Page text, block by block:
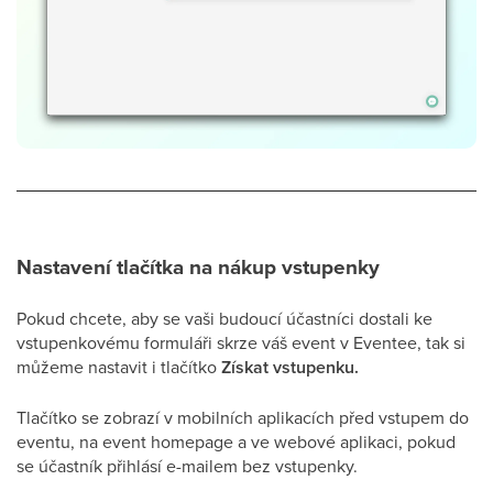
Nastavení tlačítka na nákup vstupenky
Pokud chcete, aby se vaši budoucí účastníci dostali ke
vstupenkovému formuláři skrze váš event v Eventee, tak si
můžeme nastavit i tlačítkoZískat vstupenku.
Tlačítko se zobrazí v mobilních aplikacích před vstupem do
eventu, na event homepage a ve webové aplikaci, pokud
se účastník přihlásí e-mailem bez vstupenky.